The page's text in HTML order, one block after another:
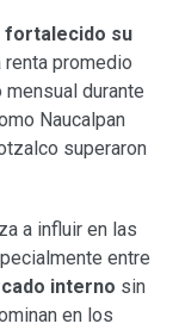
fortalecido su
renta promedio
durante
Naucalpan
superaron
a influir en las
entre
interno sin
en los